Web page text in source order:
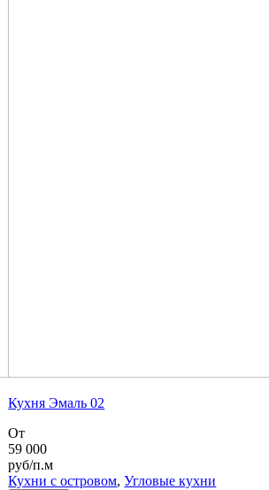
Кухня Эмаль 02
От
59 000
руб/п.м
Кухни с островом,Угловые кухни